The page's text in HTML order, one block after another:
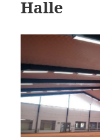
Halle